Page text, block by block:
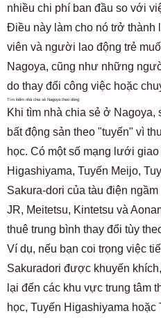
nhiều chi phí ban đầu so với
Điều này làm cho nó trở thành
viên và người lao động trẻ
Nagoya, cũng như những
do thay đổi công việc hoặc
Tìm kiếm nhà chia sẻ Nagoya theo dòng
Khi tìm nhà chia sẻ ở Nagoya,
bất động sản theo "tuyến" vì
học. Có một số mạng lưới
Higashiyama, Tuyến Meijo,
Sakura-dori của tàu điện
JR, Meitetsu, Kintetsu và
thuê trung bình thay đổi tùy
Ví dụ, nếu bạn coi trọng việc
Sakuradori được khuyến
lại đến các khu vực trung tâm
học, Tuyến Higashiyama